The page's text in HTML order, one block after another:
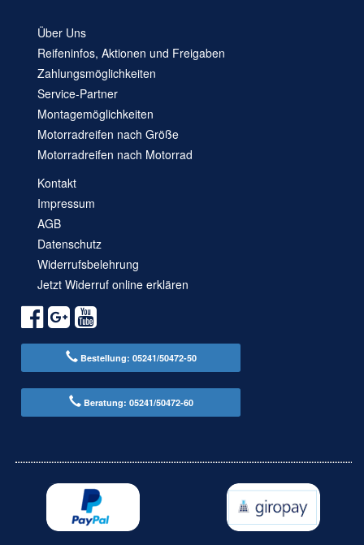
Über Uns
Reifeninfos, Aktionen und Freigaben
Zahlungsmöglichkeiten
Service-Partner
Montagemöglichkeiten
Motorradreifen nach Größe
Motorradreifen nach Motorrad
Kontakt
Impressum
AGB
Datenschutz
Widerrufsbelehrung
Jetzt Widerruf online erklären
Bestellung: 05241/50472-50
Beratung: 05241/50472-60